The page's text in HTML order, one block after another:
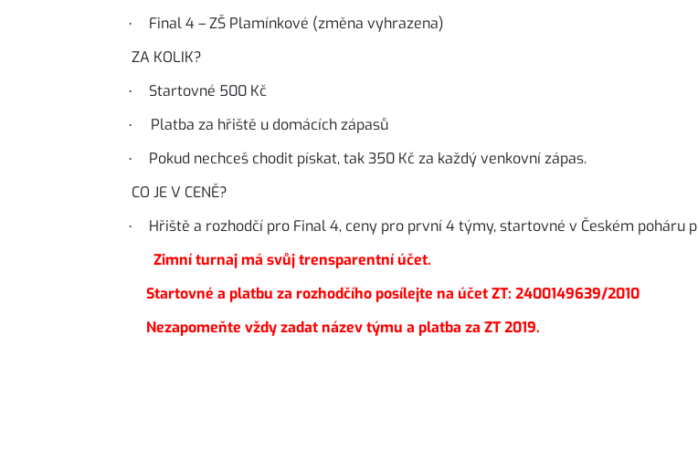
·
Final 4 – ZŠ Plamínkové (změna vyhrazena)
ZA KOLIK?
· Startovné 500 Kč
· Platba za hřiště u domácích zápasů
·
Pokud nechceš chodit pískat, tak 350 Kč za každý venkovní zápas.
CO JE V CENĚ?
·
Hřiště a rozhodčí pro Final 4, ceny pro první 4 týmy, startovné v Českém poháru
Zimní turnaj má svůj trensparentní účet.
Startovné a platbu za rozhodčího posílejte na účet ZT: 2400149639/2010
Nezapomeňte vždy zadat název týmu a platba za ZT 2019.